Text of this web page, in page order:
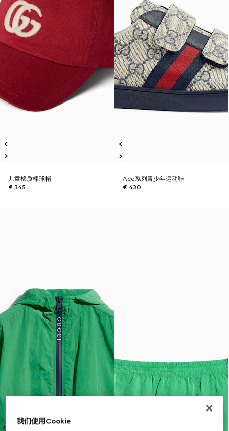
儿童棉质棒球帽
€ 345
Ace系列青少年运动鞋
€ 430
我们使用Cookie